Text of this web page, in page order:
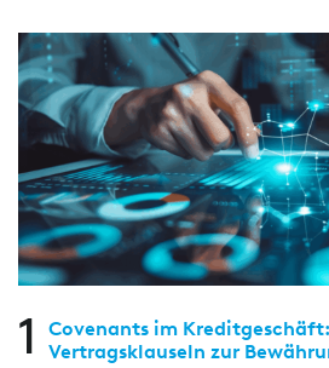
1
Covenants im
Vertragsklauseln zur